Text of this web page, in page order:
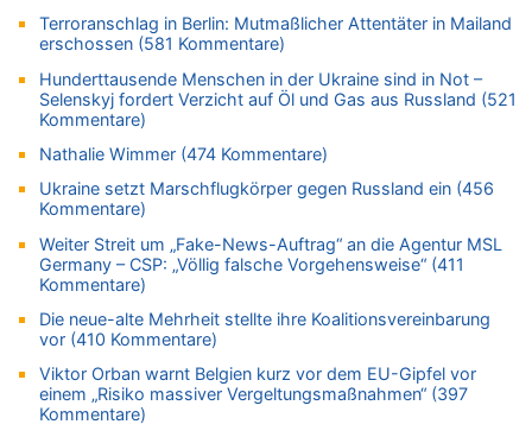
06.08.2026 - 10:09 von Dax zu
Zweite Hitzewelle in diesem Sommer ist jetzt amtlich
06.08.2026 - 10:02 von Soso zu
Aachen ab 11. August wieder Mekka des Pferdesports –
Belgien setzt bei Reit-WM auf starke Springreiter
06.08.2026 - 09:22 von Zuhörer zu
Wasserstand des Rheins in NRW so niedrig wie noch nie
06.08.2026 - 09:13 von 5/11 zu
Wasserstand des Rheins in NRW so niedrig wie noch nie
06.08.2026 - 09:05 von 5/11 zu
Mehrere Menschen in Londons City niedergestochen
06.08.2026 - 08:39 von Eifel_er zu
Mehrere Menschen in Londons City niedergestochen
06.08.2026 - 07:33 von Carine zu
Wie kam es zur Ceuta-Krise?
Terroranschlag in Berlin: Mutmaßlicher Attentäter in Mailand
erschossen (581 Kommentare)
Hunderttausende Menschen in der Ukraine sind in Not –
Selenskyj fordert Verzicht auf Öl und Gas aus Russland (521
Kommentare)
Nathalie Wimmer (474 Kommentare)
Ukraine setzt Marschflugkörper gegen Russland ein (456
Kommentare)
Weiter Streit um „Fake-News-Auftrag“ an die Agentur MSL
Germany – CSP: „Völlig falsche Vorgehensweise“ (411
Kommentare)
Die neue-alte Mehrheit stellte ihre Koalitionsvereinbarung
vor (410 Kommentare)
Viktor Orban warnt Belgien kurz vor dem EU-Gipfel vor
einem „Risiko massiver Vergeltungsmaßnahmen“ (397
Kommentare)